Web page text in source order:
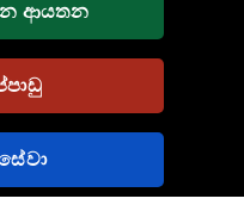
ආයතන